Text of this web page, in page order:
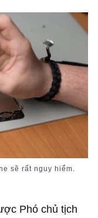
sẽ rất nguy hiểm.
Phó chủ tịch